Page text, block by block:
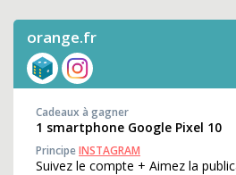
orange.fr
Cadeaux à gagner
1 smartphone Google Pixel 10
PrincipeINSTAGRAM
Suivez le compte + Aimez la